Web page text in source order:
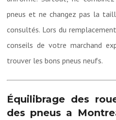
pneus et ne changez pas la
consultés. Lors du
conseils de votre marchand
trouver les bons pneus neufs.
Équilibrage des
des pneus a